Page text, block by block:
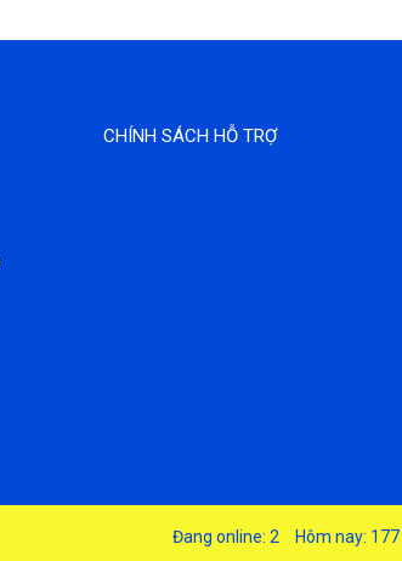
CHÍNH SÁCH HỖ TRỢ
Đang online: 2 Hôm nay: 177